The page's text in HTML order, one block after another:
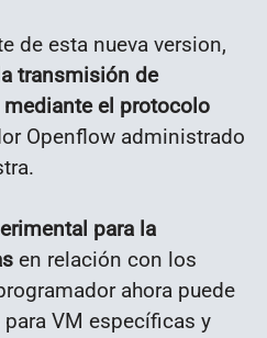
de esta nueva version,
transmisión de
el protocolo
Openflow administrado
para la
en relación con los
ahora puede
para VM específicas y